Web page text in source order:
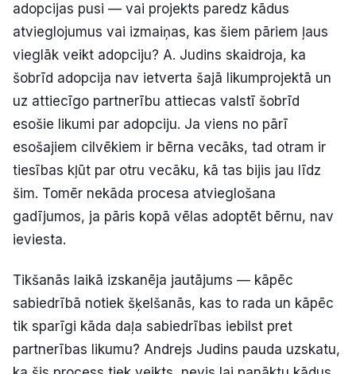
adopcijas pusi — vai projekts paredz kādus
atvieglojumus vai izmaiņas, kas šiem pāriem ļaus
vieglāk veikt adopciju? A. Judins skaidroja, ka
šobrīd adopcija nav ietverta šajā likumprojektā un
uz attiecīgo partnerību attiecas valstī šobrīd
esošie likumi par adopciju. Ja viens no pārī
esošajiem cilvēkiem ir bērna vecāks, tad otram ir
tiesības kļūt par otru vecāku, kā tas bijis jau līdz
šim. Tomēr nekāda procesa atvieglošana
gadījumos, ja pāris kopā vēlas adoptēt bērnu, nav
ieviesta.
Tikšanās laikā izskanēja jautājums — kāpēc
sabiedrībā notiek šķelšanās, kas to rada un kāpēc
tik sparīgi kāda daļa sabiedrības iebilst pret
partnerības likumu? Andrejs Judins pauda uzskatu,